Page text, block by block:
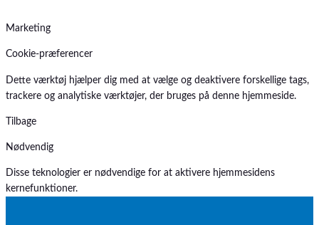
Marketing
Cookie-præferencer
Dette værktøj hjælper dig med at vælge og deaktivere forskellige tags,
trackere og analytiske værktøjer, der bruges på denne hjemmeside.
Tilbage
Nødvendig
Disse teknologier er nødvendige for at aktivere hjemmesidens
kernefunktioner.